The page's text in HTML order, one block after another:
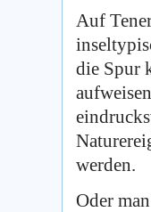
Auf
die Spur
werden.
Oder